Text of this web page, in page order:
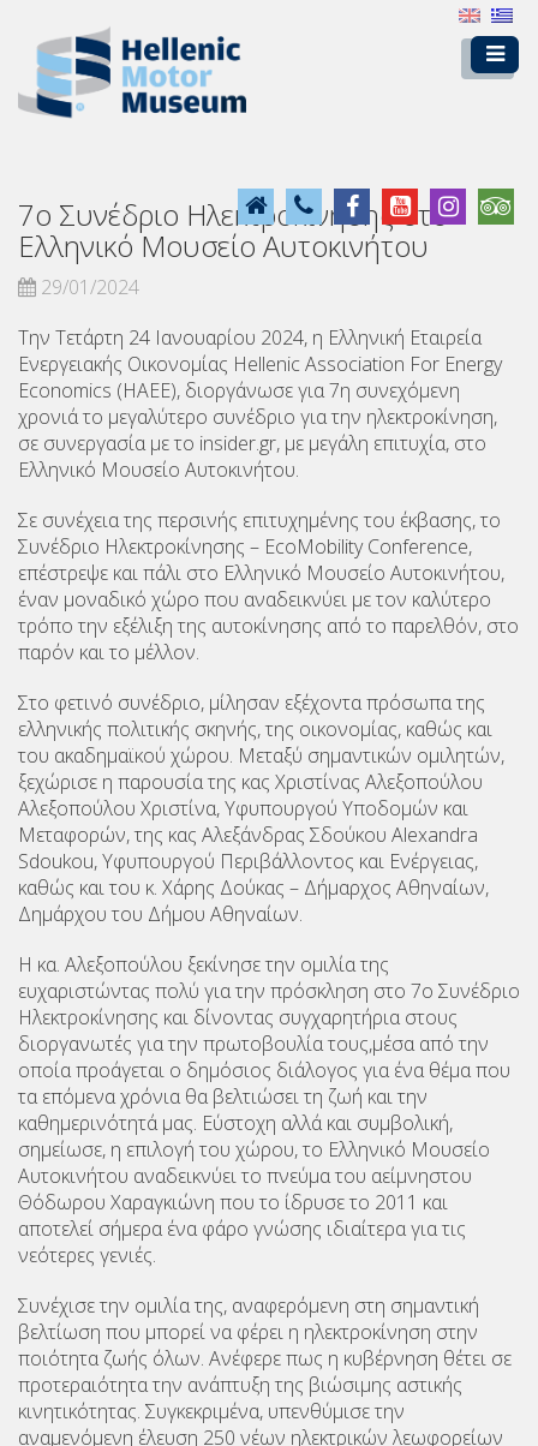
7ο Συνέδριο Ηλεκτροκίνησης στο
Ελληνικό Μουσείο Αυτοκινήτου
29/01/2024
Την Τετάρτη 24 Ιανουαρίου 2024, η Ελληνική Εταιρεία
Ενεργειακής Οικονομίας Hellenic Association For Energy
Economics (HAEE), διοργάνωσε για 7η συνεχόμενη
χρονιά το μεγαλύτερο συνέδριο για την ηλεκτροκίνηση,
σε συνεργασία με το insider.gr, με μεγάλη επιτυχία, στο
Ελληνικό Μουσείο Αυτοκινήτου.
Σε συνέχεια της περσινής επιτυχημένης του έκβασης, το
Συνέδριο Ηλεκτροκίνησης – EcoMobility Conference,
επέστρεψε και πάλι στο Ελληνικό Μουσείο Αυτοκινήτου,
έναν μοναδικό χώρο που αναδεικνύει με τον καλύτερο
τρόπο την εξέλιξη της αυτοκίνησης από το παρελθόν, στο
παρόν και το μέλλον.
Στο φετινό συνέδριο, μίλησαν εξέχοντα πρόσωπα της
ελληνικής πολιτικής σκηνής, της οικονομίας, καθώς και
του ακαδημαϊκού χώρου. Μεταξύ σημαντικών ομιλητών,
ξεχώρισε η παρουσία της κας Χριστίνας Αλεξοπούλου
Αλεξοπούλου Χριστίνα, Υφυπουργού Υποδομών και
Μεταφορών, της κας Αλεξάνδρας Σδούκου Alexandra
Sdoukou, Υφυπουργού Περιβάλλοντος και Ενέργειας,
καθώς και του κ. Χάρης Δούκας – Δήμαρχος Αθηναίων,
Δημάρχου του Δήμου Αθηναίων.
Η κα. Αλεξοπούλου ξεκίνησε την ομιλία της
ευχαριστώντας πολύ για την πρόσκληση στο 7ο Συνέδριο
Ηλεκτροκίνησης και δίνοντας συγχαρητήρια στους
διοργανωτές για την πρωτοβουλία τους,μέσα από την
οποία προάγεται ο δημόσιος διάλογος για ένα θέμα που
τα επόμενα χρόνια θα βελτιώσει τη ζωή και την
καθημερινότητά μας. Εύστοχη αλλά και συμβολική,
σημείωσε, η επιλογή του χώρου, το Ελληνικό Μουσείο
Αυτοκινήτου αναδεικνύει το πνεύμα του αείμνηστου
Θόδωρου Χαραγκιώνη που το ίδρυσε το 2011 και
αποτελεί σήμερα ένα φάρο γνώσης ιδιαίτερα για τις
νεότερες γενιές.
Συνέχισε την ομιλία της, αναφερόμενη στη σημαντική
βελτίωση που μπορεί να φέρει η ηλεκτροκίνηση στην
ποιότητα ζωής όλων. Ανέφερε πως η κυβέρνηση θέτει σε
προτεραιότητα την ανάπτυξη της βιώσιμης αστικής
κινητικότητας. Συγκεκριμένα, υπενθύμισε την
αναμενόμενη έλευση 250 νέων ηλεκτρικών λεωφορείων